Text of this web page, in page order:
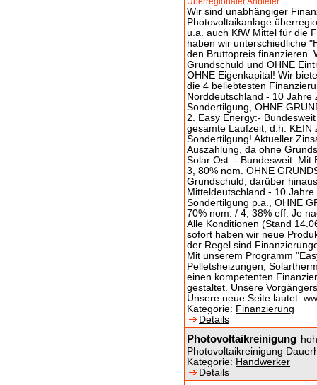
Wir sind unabhängiger
Photovoltaikanlage
u.a. auch KfW Mittel für die
haben wir unterschiedliche
den Bruttopreis finanzieren.
Grundschuld und OHNE
OHNE Eigenkapital! Wir
die 4 beliebtesten
Norddeutschland - 10
Sondertilgung, OHNE
2. Easy Energy:-
gesamte Laufzeit, d.h. KEIN
Sondertilgung! Aktueller
Auszahlung, da ohne
Solar Ost: - Bundesweit. Mit
3, 80% nom. OHNE
Grundschuld, darüber
Mitteldeutschland - 10
Sondertilgung p.a., OHNE
70% nom. / 4, 38% eff. Je
Alle Konditionen (Stand
sofort haben wir neue
der Regel sind
Mit unserem Programm
Pelletsheizungen,
einen kompetenten
gestaltet. Unsere
Unsere neue Seite lautet:
Kategorie: Finanzierung
Details
Photovoltaikreinigung
Photovoltaikreinigung
Kategorie: Handwerker
Details